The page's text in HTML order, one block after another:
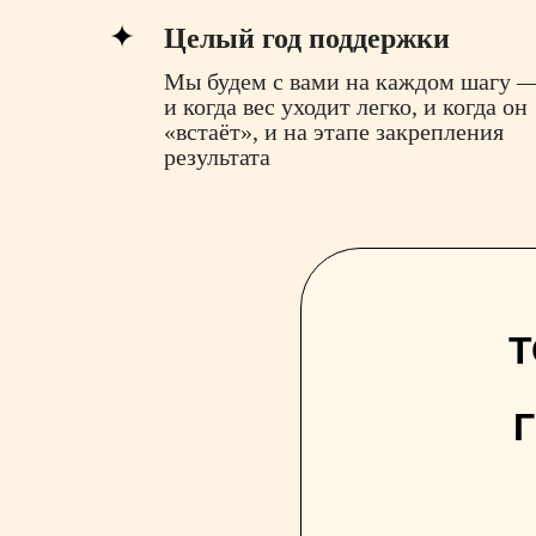
Целый год поддержки
Мы будем с вами на каждом шагу
и когда вес уходит легко, и когда он
«встаёт», и на этапе закрепления
результата
25 сентября доступ
к распродаже закроется
2 подарка (вебинар
только для участников